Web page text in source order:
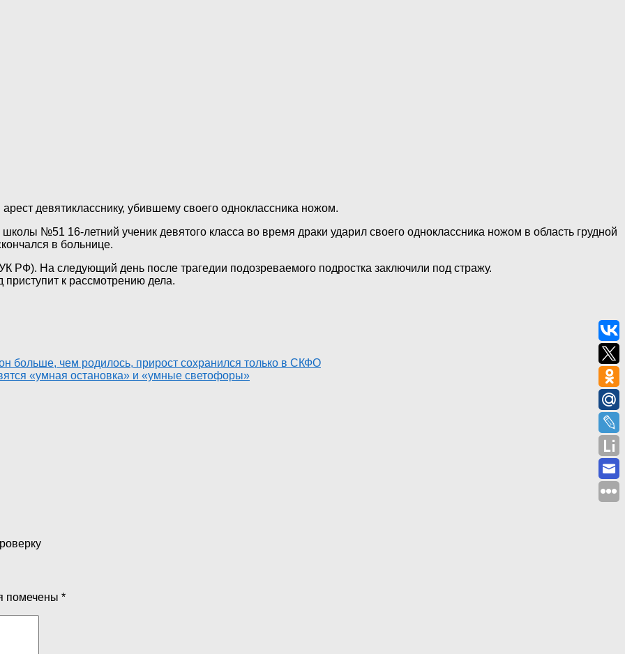
девятикласснику, убившему своего одноклассника ножом.
№51 16-летний ученик девятого класса во время драки ударил своего одноклассника ножом в область грудной
в больнице.
РФ). На следующий день после трагедии подозреваемого подростка заключили под стражу.
к рассмотрению дела.
больше, чем родилось, прирост сохранился только в СКФО
«умная остановка» и «умные светофоры»
помечены *